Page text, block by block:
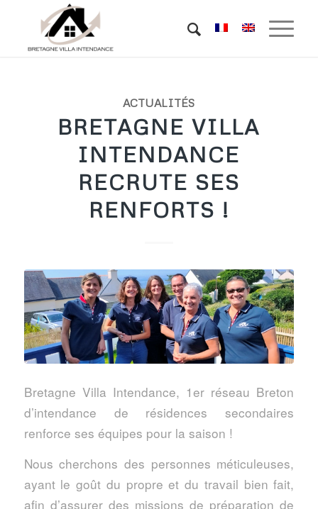
ACTUALITÉS
BRETAGNE VILLA
INTENDANCE
RECRUTE SES
RENFORTS !
Bretagne Villa Intendance, 1er réseau Breton
d’intendance de résidences secondaires
renforce ses équipes pour la saison !
Nous cherchons des personnes méticuleuses,
ayant le goût du propre et du travail bien fait,
afin d’assurer des missions de préparation de